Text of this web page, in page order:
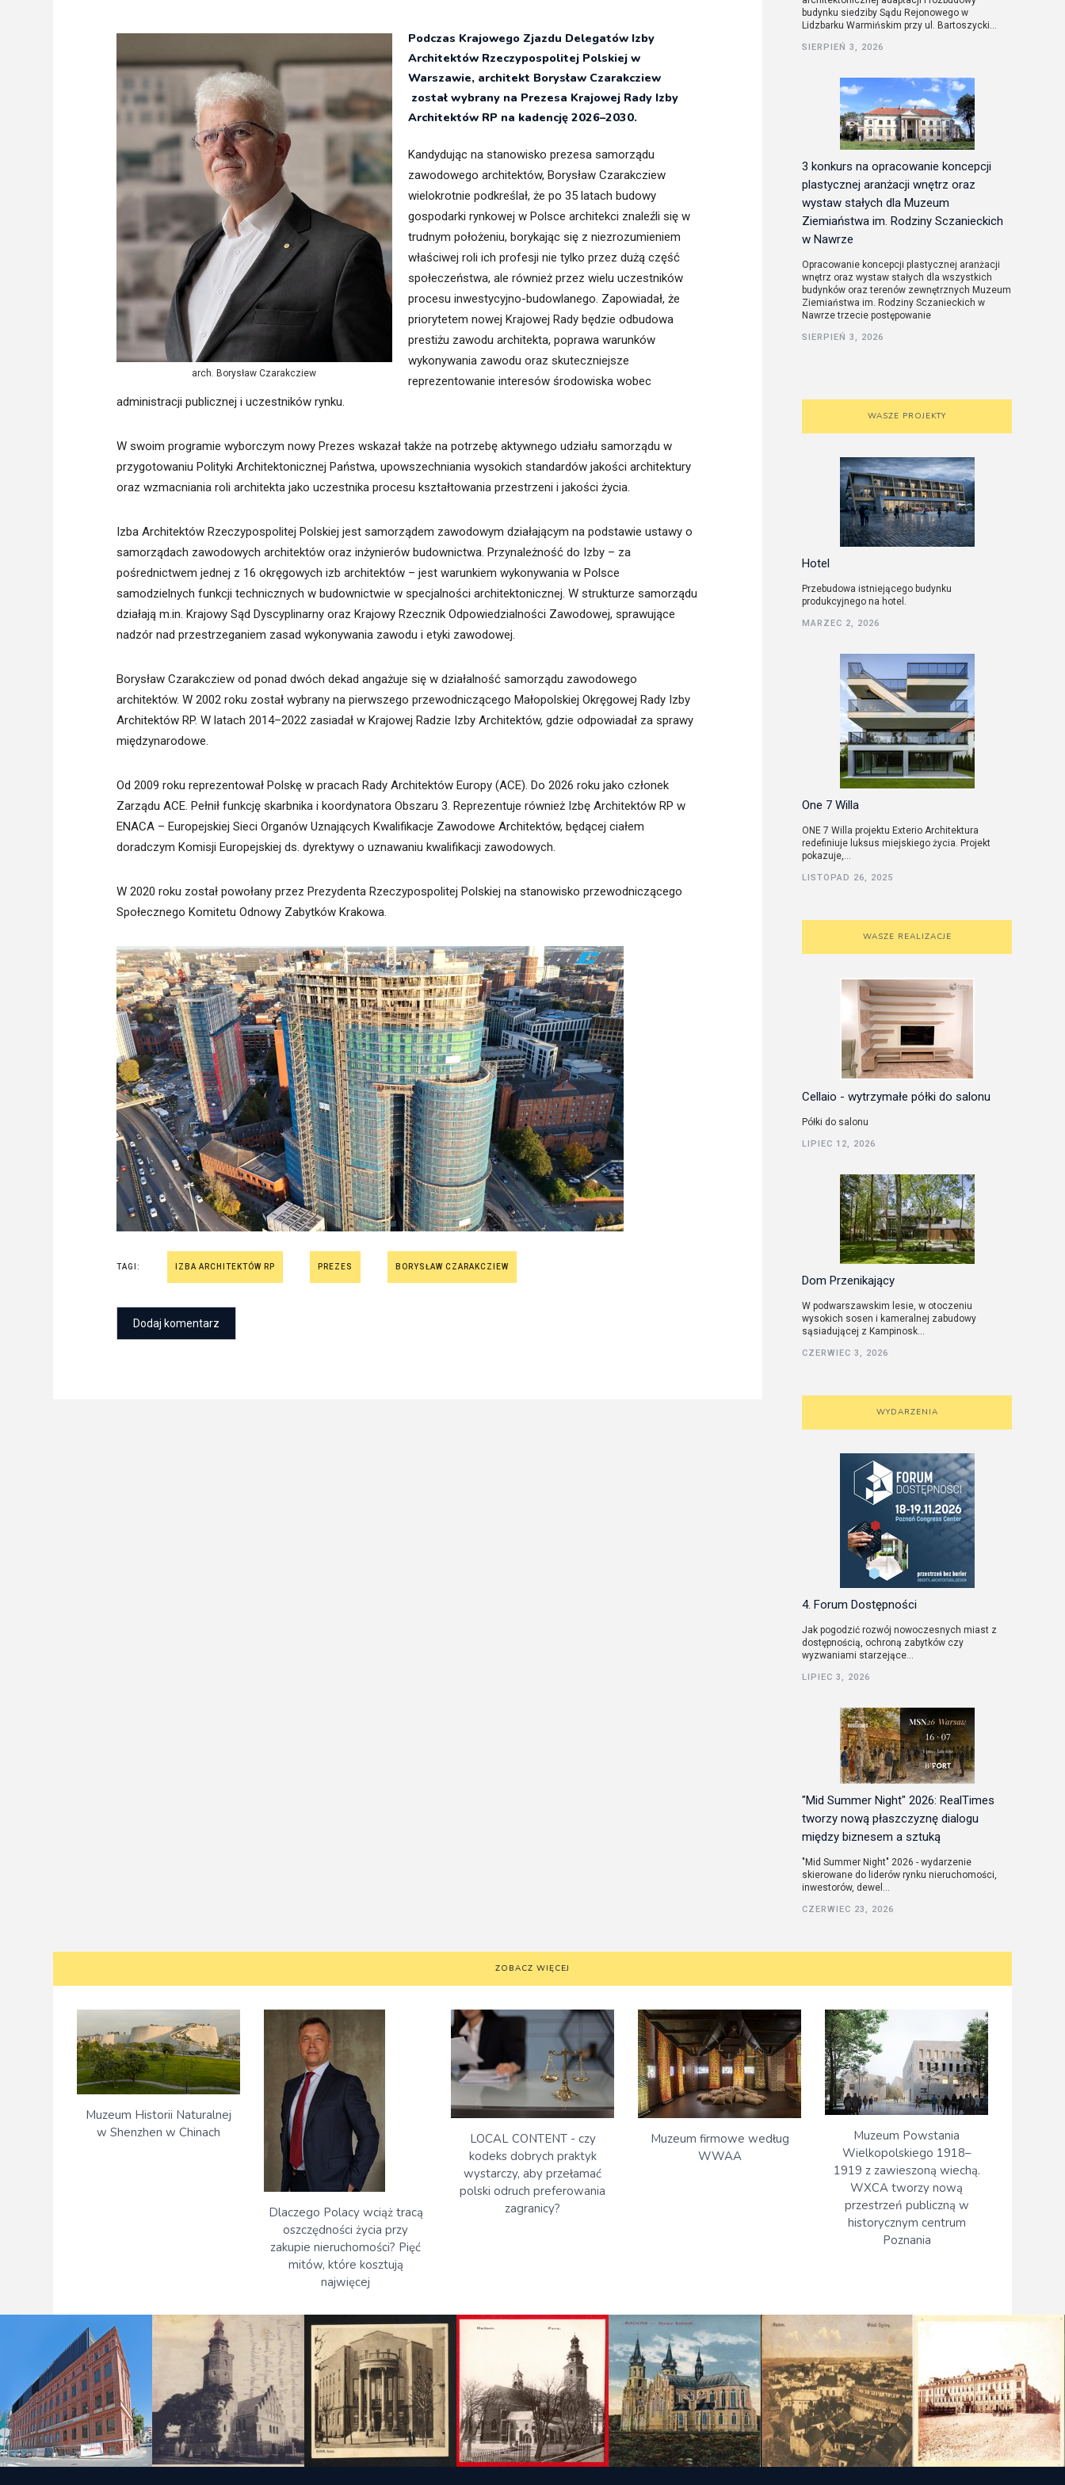
Galeria Miast Dawnych
Filmy
Firmy
arch. Borysław Czarakcziew
Podczas Krajowego Zjazdu Delegatów Izby
Architektów Rzeczypospolitej Polskiej w
Warszawie, architekt Borysław Czarakcziew
został wybrany na Prezesa Krajowej Rady Izby
Architektów RP na kadencję 2026–2030.
Kandydując na stanowisko prezesa samorządu
zawodowego architektów, Borysław Czarakcziew
wielokrotnie podkreślał, że po 35 latach budowy
gospodarki rynkowej w Polsce architekci znaleźli się w
trudnym położeniu, borykając się z niezrozumieniem
właściwej roli ich profesji nie tylko przez dużą część
społeczeństwa, ale również przez wielu uczestników
procesu inwestycyjno-budowlanego. Zapowiadał, że
priorytetem nowej Krajowej Rady będzie odbudowa
prestiżu zawodu architekta, poprawa warunków
wykonywania zawodu oraz skuteczniejsze
reprezentowanie interesów środowiska wobec
administracji publicznej i uczestników rynku.
W swoim programie wyborczym nowy Prezes wskazał także na potrzebę aktywnego udziału samorządu w
przygotowaniu Polityki Architektonicznej Państwa, upowszechniania wysokich standardów jakości architektury
oraz wzmacniania roli architekta jako uczestnika procesu kształtowania przestrzeni i jakości życia.
Izba Architektów Rzeczypospolitej Polskiej jest samorządem zawodowym działającym na podstawie ustawy o
samorządach zawodowych architektów oraz inżynierów budownictwa. Przynależność do Izby – za
pośrednictwem jednej z 16 okręgowych izb architektów – jest warunkiem wykonywania w Polsce
samodzielnych funkcji technicznych w budownictwie w specjalności architektonicznej. W strukturze samorządu
działają m.in. Krajowy Sąd Dyscyplinarny oraz Krajowy Rzecznik Odpowiedzialności Zawodowej, sprawujące
nadzór nad przestrzeganiem zasad wykonywania zawodu i etyki zawodowej.
Borysław Czarakcziew od ponad dwóch dekad angażuje się w działalność samorządu zawodowego
architektów. W 2002 roku został wybrany na pierwszego przewodniczącego Małopolskiej Okręgowej Rady Izby
Architektów RP. W latach 2014–2022 zasiadał w Krajowej Radzie Izby Architektów, gdzie odpowiadał za sprawy
międzynarodowe.
Od 2009 roku reprezentował Polskę w pracach Rady Architektów Europy (ACE). Do 2026 roku jako członek
Zarządu ACE. Pełnił funkcję skarbnika i koordynatora Obszaru 3. Reprezentuje również Izbę Architektów RP w
ENACA – Europejskiej Sieci Organów Uznających Kwalifikacje Zawodowe Architektów, będącej ciałem
doradczym Komisji Europejskiej ds. dyrektywy o uznawaniu kwalifikacji zawodowych.
W 2020 roku został powołany przez Prezydenta Rzeczypospolitej Polskiej na stanowisko przewodniczącego
Społecznego Komitetu Odnowy Zabytków Krakowa.
TAGI: IZBA ARCHITEKTÓW RP PREZES BORYSŁAW CZARAKCZIEW
budynku siedziby Sądu Rejonowego w
Lidzbarku Warmińskim przy ul. Bartoszycki...
SIERPIEŃ 3, 2026
3 konkurs na opracowanie koncepcji
plastycznej aranżacji wnętrz oraz
wystaw stałych dla Muzeum
Ziemiaństwa im. Rodziny Sczanieckich
w Nawrze
Opracowanie koncepcji plastycznej aranżacji
wnętrz oraz wystaw stałych dla wszystkich
budynków oraz terenów zewnętrznych Muzeum
Ziemiaństwa im. Rodziny Sczanieckich w
Nawrze trzecie postępowanie
SIERPIEŃ 3, 2026
WASZE PROJEKTY
Hotel
Przebudowa istniejącego budynku
produkcyjnego na hotel.
MARZEC 2, 2026
One 7 Willa
ONE 7 Willa projektu Exterio Architektura
redefiniuje luksus miejskiego życia. Projekt
pokazuje,...
LISTOPAD 26, 2025
WASZE REALIZACJE
Cellaio - wytrzymałe półki do salonu
Półki do salonu
LIPIEC 12, 2026
Dom Przenikający
W podwarszawskim lesie, w otoczeniu
wysokich sosen i kameralnej zabudowy
sąsiadującej z Kampinosk...
CZERWIEC 3, 2026
WYDARZENIA
4. Forum Dostępności
Jak pogodzić rozwój nowoczesnych miast z
dostępnością, ochroną zabytków czy
wyzwaniami starzejące...
LIPIEC 3, 2026
"Mid Summer Night" 2026: RealTimes
tworzy nową płaszczyznę dialogu
między biznesem a sztuką
"Mid Summer Night" 2026 - wydarzenie
skierowane do liderów rynku nieruchomości,
inwestorów, dewel...
CZERWIEC 23, 2026
ZOBACZ WIĘCEJ
Muzeum Historii Naturalnej
w Shenzhen w Chinach
Dlaczego Polacy wciąż tracą
oszczędności życia przy
zakupie nieruchomości? Pięć
mitów, które kosztują
najwięcej
LOCAL CONTENT - czy
kodeks dobrych praktyk
wystarczy, aby przełamać
polski odruch preferowania
zagranicy?
Muzeum firmowe według
WWAA
Muzeum Powstania
Wielkopolskiego 1918–
1919 z zawieszoną wiechą.
WXCA tworzy nową
przestrzeń publiczną w
historycznym centrum
Poznania